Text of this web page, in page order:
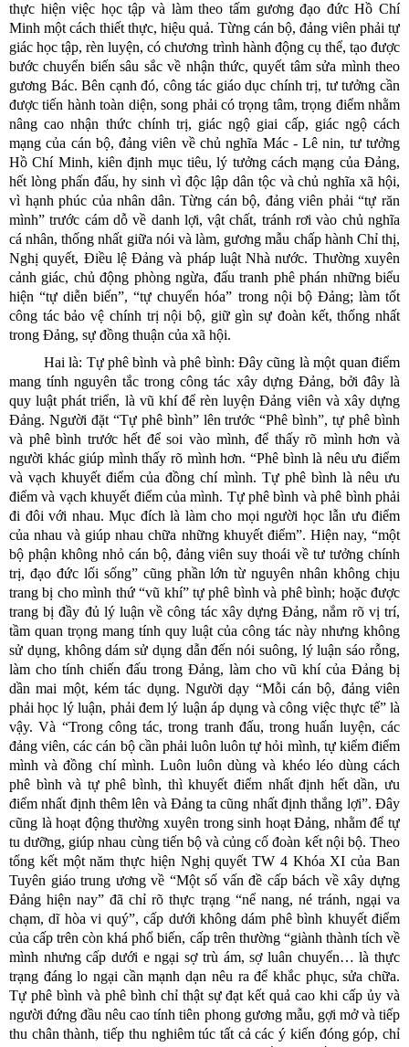
thực hiện việc học tập và làm theo tấm gương đạo đức Hồ Chí
Minh một cách thiết thực, hiệu quả. Từng cán bộ, đảng viên phải tự
giác học tập, rèn luyện, có chương trình hành động cụ thể, tạo được
bước chuyển biến sâu sắc về nhận thức, quyết tâm sửa mình theo
gương Bác. Bên cạnh đó, công tác giáo dục chính trị, tư tưởng cần
được tiến hành toàn diện, song phải có trọng tâm, trọng điểm nhằm
nâng cao nhận thức chính trị, giác ngộ giai cấp, giác ngộ cách
mạng của cán bộ, đảng viên về chủ nghĩa Mác - Lê nin, tư tưởng
Hồ Chí Minh, kiên định mục tiêu, lý tưởng cách mạng của Đảng,
hết lòng phấn đấu, hy sinh vì độc lập dân tộc và chủ nghĩa xã hội,
vì hạnh phúc của nhân dân. Từng cán bộ, đảng viên phải “tự răn
mình” trước cám dỗ về danh lợi, vật chất, tránh rơi vào chủ nghĩa
cá nhân, thống nhất giữa nói và làm, gương mẫu chấp hành Chỉ thị,
Nghị quyết, Điều lệ Đảng và pháp luật Nhà nước. Thường xuyên
cảnh giác, chủ động phòng ngừa, đấu tranh phê phán những biểu
hiện “tự diễn biến”, “tự chuyển hóa” trong nội bộ Đảng; làm tốt
công tác bảo vệ chính trị nội bộ, giữ gìn sự đoàn kết, thống nhất
trong Đảng, sự đồng thuận của xã hội.
Hai là: Tự phê bình và phê bình: Đây cũng là một quan điểm
mang tính nguyên tắc trong công tác xây dựng Đảng, bởi đây là
quy luật phát triển, là vũ khí để rèn luyện Đảng viên và xây dựng
Đảng. Người đặt “Tự phê bình” lên trước “Phê bình”, tự phê bình
và phê bình trước hết để soi vào mình, để thấy rõ mình hơn và
người khác giúp mình thấy rõ mình hơn. “Phê bình là nêu ưu điểm
và vạch khuyết điểm của đồng chí mình. Tự phê bình là nêu ưu
điểm và vạch khuyết điểm của mình. Tự phê bình và phê bình phải
đi đôi với nhau. Mục đích là làm cho mọi người học lẫn ưu điểm
của nhau và giúp nhau chữa những khuyết điểm”. Hiện nay, “một
bộ phận không nhỏ cán bộ, đảng viên suy thoái về tư tưởng chính
trị, đạo đức lối sống” cũng phần lớn từ nguyên nhân không chịu
trang bị cho mình thứ “vũ khí” tự phê bình và phê bình; hoặc được
trang bị đầy đủ lý luận về công tác xây dựng Đảng, nắm rõ vị trí,
tầm quan trọng mang tính quy luật của công tác này nhưng không
sử dụng, không dám sử dụng dẫn đến nói suông, lý luận sáo rỗng,
làm cho tính chiến đấu trong Đảng, làm cho vũ khí của Đảng bị
dần mai một, kém tác dụng. Người dạy “Mỗi cán bộ, đảng viên
phải học lý luận, phải đem lý luận áp dụng và công việc thực tế” là
vậy. Và “Trong công tác, trong tranh đấu, trong huấn luyện, các
đảng viên, các cán bộ cần phải luôn luôn tự hỏi mình, tự kiểm điểm
mình và đồng chí mình. Luôn luôn dùng và khéo léo dùng cách
phê bình và tự phê bình, thì khuyết điểm nhất định hết dần, ưu
điểm nhất định thêm lên và Đảng ta cũng nhất định thắng lợi”. Đây
cũng là hoạt động thường xuyên trong sinh hoạt Đảng, nhằm để tự
tu dưỡng, giúp nhau cùng tiến bộ và củng cố đoàn kết nội bộ. Theo
tổng kết một năm thực hiện Nghị quyết TW 4 Khóa XI của Ban
Tuyên giáo trung ương về “Một số vấn đề cấp bách về xây dựng
Đảng hiện nay” đã chỉ rõ thực trạng “nể nang, né tránh, ngại va
chạm, dĩ hòa vi quý”, cấp dưới không dám phê bình khuyết điểm
của cấp trên còn khá phổ biến, cấp trên thường “giành thành tích về
mình nhưng cấp dưới e ngại sợ trù ám, sợ luân chuyển… là thực
trạng đáng lo ngại cần mạnh dạn nêu ra để khắc phục, sửa chữa.
Tự phê bình và phê bình chỉ thật sự đạt kết quả cao khi cấp ủy và
người đứng đầu nêu cao tính tiên phong gương mẫu, gợi mở và tiếp
thu chân thành, tiếp thu nghiêm túc tất cả các ý kiến đóng góp, chỉ